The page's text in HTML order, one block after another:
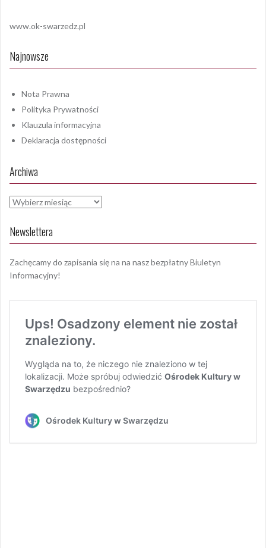
www.ok-swarzedz.pl
Najnowsze
Nota Prawna
Polityka Prywatności
Klauzula informacyjna
Deklaracja dostępności
Archiwa
Archiwa
Newslettera
Zachęcamy do zapisania się na na nasz bezpłatny Biuletyn
Informacyjny!